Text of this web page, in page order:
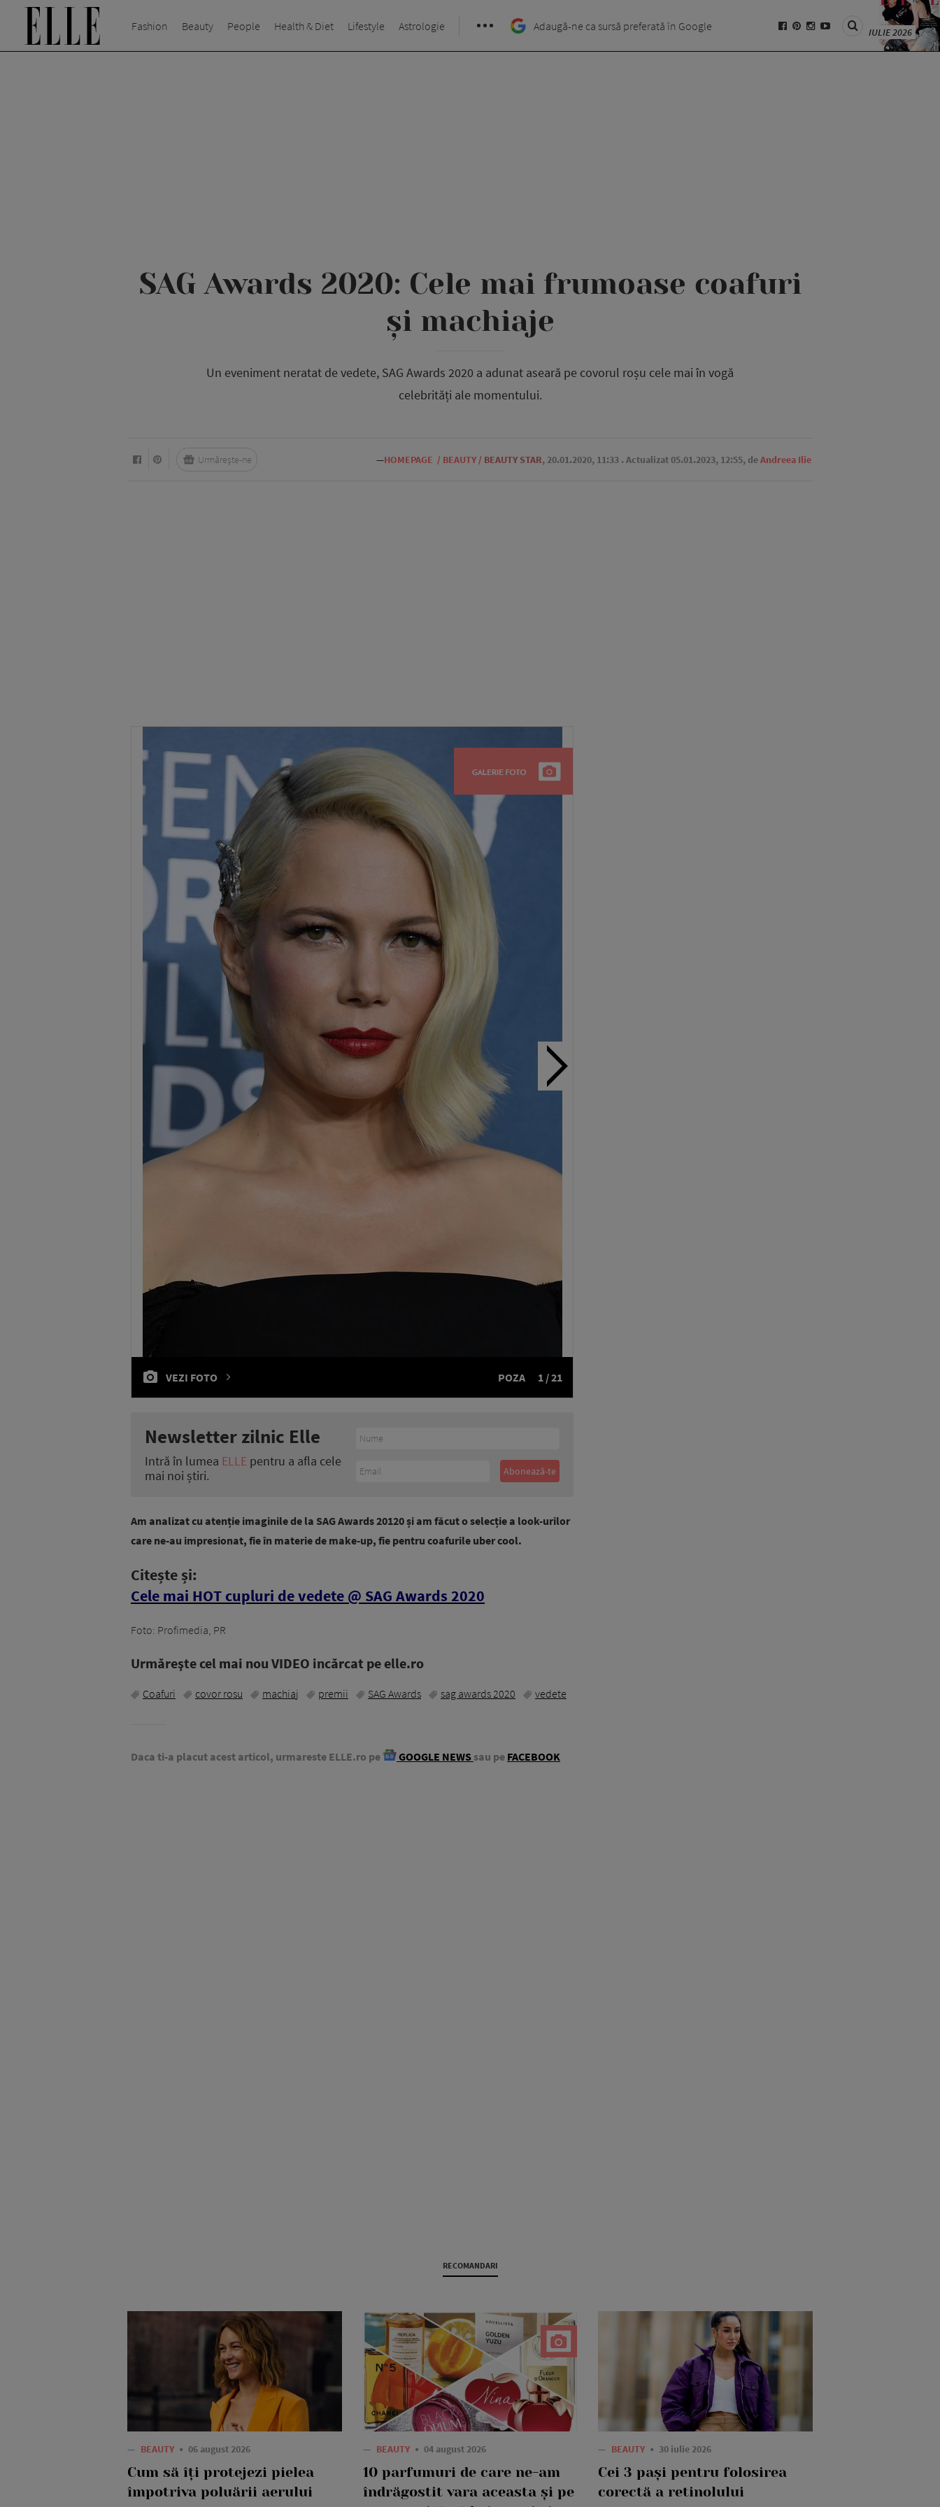
Fashion Beauty People Health & Diet Lifestyle Astrologie Adaugă-ne ca sursă preferată în Google IULIE 2026
SAG Awards 2020: Cele mai frumoase coafuri
și machiaje
Un eveniment neratat de vedete, SAG Awards 2020 a adunat aseară pe covorul roșu cele mai în vogă
celebrități ale momentului.
—HOMEPAGE / BEAUTY / BEAUTY STAR, 20.01.2020, 11:33 . Actualizat 05.01.2023, 12:55, deAndreea Ilie
Urmărește-ne
VEZI FOTO POZA 1 / 21
Newsletter zilnic Elle
Intră în lumea ELLE pentru a afla cele
mai noi știri.
Am analizat cu atenție imaginile de la SAG Awards 20120 și am făcut o selecție a look-urilor
care ne-au impresionat, fie în materie de make-up, fie pentru coafurile uber cool.
Citește și:
Cele mai HOT cupluri de vedete @ SAG Awards 2020
Foto: Profimedia, PR
Urmăreşte cel mai nou VIDEO incărcat pe elle.ro
Coafuri covor rosu machiaj premii SAG Awards sag awards 2020 vedete
Daca ti-a placut acest articol, urmareste ELLE.ro pe GOOGLE NEWS sau pe FACEBOOK
RECOMANDARI
— BEAUTY 06 august 2026
Cum să îți protejezi pielea
împotriva poluării aerului
— BEAUTY 04 august 2026
10 parfumuri de care ne-am
îndrăgostit vara aceasta și pe
— BEAUTY 30 iulie 2026
Cei 3 pași pentru folosirea
corectă a retinolului